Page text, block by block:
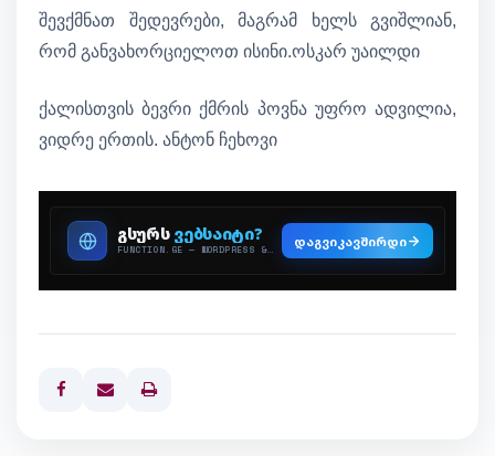
შევქმნათ შედევრები, მაგრამ ხელს გვიშლიან,
რომ განვახორციელოთ ისინი.ოსკარ უაილდი
ქალისთვის ბევრი ქმრის პოვნა უფრო ადვილია,
ვიდრე ერთის. ანტონ ჩეხოვი
Print